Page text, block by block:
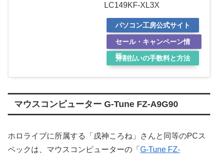
LC149KF-XL3X
パソコン工房公式サイト
セール・キャンペーン情
報
分割払いの手数料と方法
マウスコンピューター G-Tune FZ-A9G90
ホロライブに所属する「戌神ころね」さんと同等のPCス
ペックは、マウスコンピューターの「 G-Tune FZ-